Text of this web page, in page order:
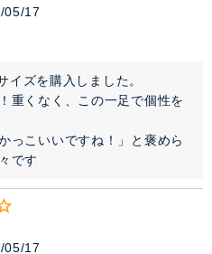
05/17
ズを購入しました。
重くなく、この一足で個性を
っこいいですね！」と褒めら
です
05/17